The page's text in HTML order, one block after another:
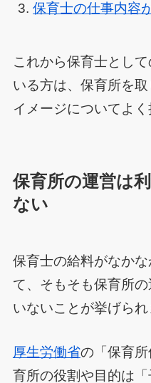
保育士の仕事内容
これから保育士とし
いる方は、保育所を
イメージについてよく
保育所の運営は
ない
保育士の給料がなか
て、そもそも保育所
いないことが挙げられ
厚生労働省の「保育
育所の役割や目的は